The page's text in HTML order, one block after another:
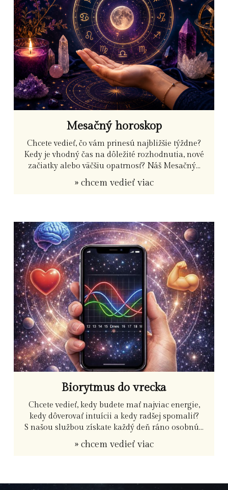
Mesačný horoskop
Chcete vedieť, čo vám prinesú najbližšie týždne?
Kedy je vhodný čas na dôležité rozhodnutia, nové
začiatky alebo väčšiu opatrnosť? Náš Mesačný...
» chcem vedieť viac
Biorytmus do vrecka
Chcete vedieť, kedy budete mať najviac energie,
kedy dôverovať intuícii a kedy radšej spomaliť?
S našou službou získate každý deň ráno osobnú...
» chcem vedieť viac